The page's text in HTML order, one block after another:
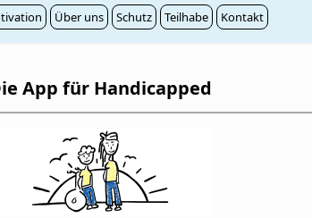
Über uns Schutz Teilhabe
Kontakt
App für Handicapped